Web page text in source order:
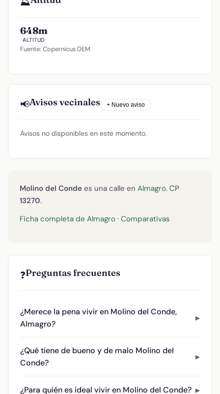
648m
ALTITUD
Fuente: Copernicus DEM
📢Avisos vecinales + Nuevo aviso
Avisos no disponibles en este momento.
Molino del Conde es una calle en Almagro. CP
13270.
Ficha completa de Almagro · Comparativas
❓Preguntas frecuentes
¿Merece la pena vivir en Molino del Conde,
Almagro?
¿Qué tiene de bueno y de malo Molino del
Conde?
¿Para quién es ideal vivir en Molino del Conde?